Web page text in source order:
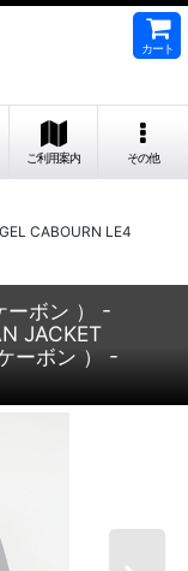
カート
ご利用案内 その他
CABOURN LE4
ーボン ） -
JACKET
ーボン ） -